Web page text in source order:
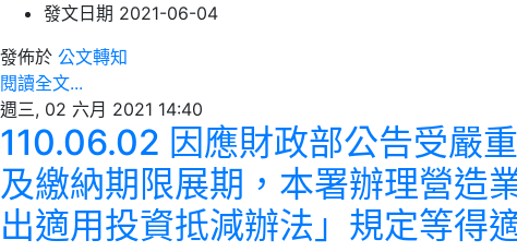
發文日期 2021-06-04
發佈於 公文轉知
閱讀全文...
週三, 02 六月 2021 14:40
110.06.02 因應財政部公告受嚴
及繳納期限展期，本署辦理營造
出適用投資抵減辦法」規定等得